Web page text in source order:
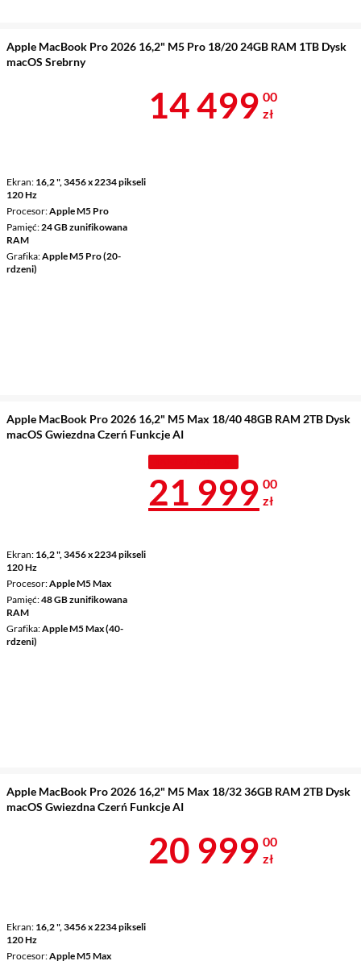
Apple MacBook Pro 2026 16,2" M5 Pro 18/20 24GB RAM 1TB Dysk
macOS Srebrny
Ekran 16,2 ", 3456 x 2234 pikseli
120 Hz
Procesor Apple M5 Pro
Pamięć 24 GB zunifikowana
RAM
Grafika Apple M5 Pro (20-
rdzeni)
Cena 14 499
14 499 00
zł
Apple MacBook Pro 2026 16,2" M5 Max 18/40 48GB RAM 2TB Dysk
macOS Gwiezdna Czerń Funkcje AI
Ekran 16,2 ", 3456 x 2234 pikseli
120 Hz
Procesor Apple M5 Max
Pamięć 48 GB zunifikowana
RAM
Grafika Apple M5 Max (40-
rdzeni)
Cena 21 999
21 999 00
zł
Apple MacBook Pro 2026 16,2" M5 Max 18/32 36GB RAM 2TB Dysk
macOS Gwiezdna Czerń Funkcje AI
Ekran 16,2 ", 3456 x 2234 pikseli
120 Hz
Procesor Apple M5 Max
Cena 20 999
20 999 00
zł